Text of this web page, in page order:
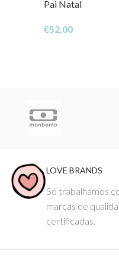
Pai Natal
€52,00
LOVE BRANDS
Só trabalhamos
marcas de
certificadas.